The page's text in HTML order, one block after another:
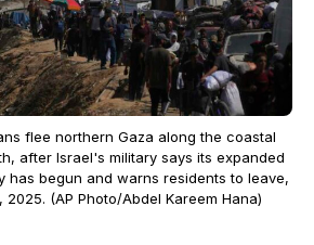
flee northern Gaza along the coastal
after Israel's military says its expanded
has begun and warns residents to leave,
2025. (AP Photo/Abdel Kareem Hana)